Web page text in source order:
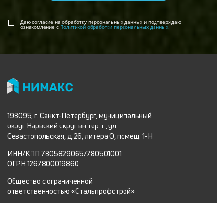
Даю согласие на обработку персональных данных и подтверждаю
ознакомление с Политикой обработки персональных данных.
198095, г. Санкт-Петербург, муниципальный
округ Нарвский округ вн.тер. г., ул.
Севастопольская, д.26, литера О, помещ. 1-Н
ИНН/КПП 7805829065/780501001
ОГРН 1267800019860
Общество с ограниченной
ответственностью «Стальпрофстрой»